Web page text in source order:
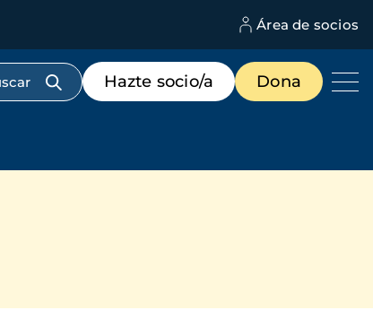
Área de socios
Menú
de
destacados
Hazte socio/a Dona